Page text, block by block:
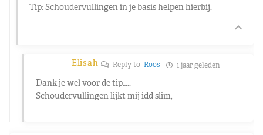
Tip: Schoudervullingen in je basis helpen hierbij.
Elisah Reply toRoos 1 jaar geleden
Dank je wel voor de tip…..
Schoudervullingen lijkt mij idd slim,